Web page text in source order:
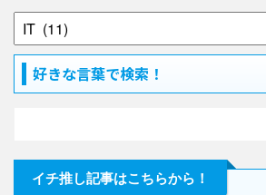
好きな言葉で検索！
イチ推し記事はこちらから！